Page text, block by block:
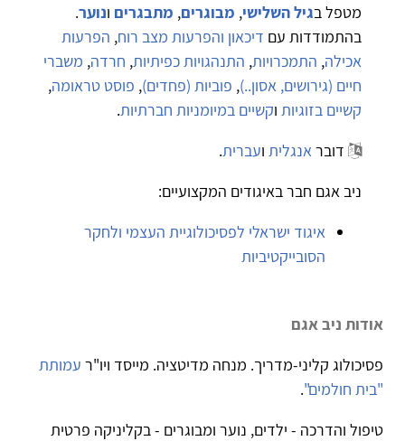
מטפל בגיל השלישי, מבוגרים, מתבגרים ונוער.
בהתמודדות עם דיכאון והפרעות מצב רוח, הפרעות
אכילה, התמכרויות, התנהגויות כפיתיות, חרדה, משברי
חיים (גירושים, אסון..), פוביות (פחדים), פוסט טראומה,
קשיים בזוגיות וקשיים במיומניות חברתיות.
דובראנגלית ועברית.
ניב אגם חבר באיגודים המקצועיים:
איגוד ישראלי לפסיכולוגיית העצמי ולחקר
הסובייקטיביות
אודות ניב אגם
פסיכולוג קליני-מדריך. מנחה מדיטציה. מייסד ויו"ר עמותת
"בית חולמים".
טיפול והדרכה - ילדים, נוער ומבוגרים - בקליניקה פרטית